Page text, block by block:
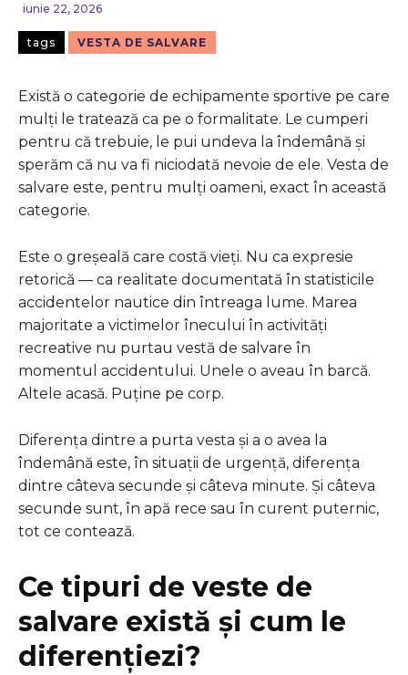
iunie 22, 2026
tags VESTA DE SALVARE
Există o categorie de echipamente sportive pe care
mulți le tratează ca pe o formalitate. Le cumperi
pentru că trebuie, le pui undeva la îndemână și
sperăm că nu va fi niciodată nevoie de ele. Vesta de
salvare este, pentru mulți oameni, exact în această
categorie.
Este o greșeală care costă vieți. Nu ca expresie
retorică — ca realitate documentată în statisticile
accidentelor nautice din întreaga lume. Marea
majoritate a victimelor înecului în activități
recreative nu purtau vestă de salvare în
momentul accidentului. Unele o aveau în barcă.
Altele acasă. Puține pe corp.
Diferența dintre a purta vesta și a o avea la
îndemână este, în situații de urgență, diferența
dintre câteva secunde și câteva minute. Și câteva
secunde sunt, în apă rece sau în curent puternic,
tot ce contează.
Ce tipuri de veste de
salvare există și cum le
diferențiezi?